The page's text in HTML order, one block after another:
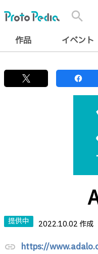
search
作品 イベント
提供中 2022.10.02 作成
link https://